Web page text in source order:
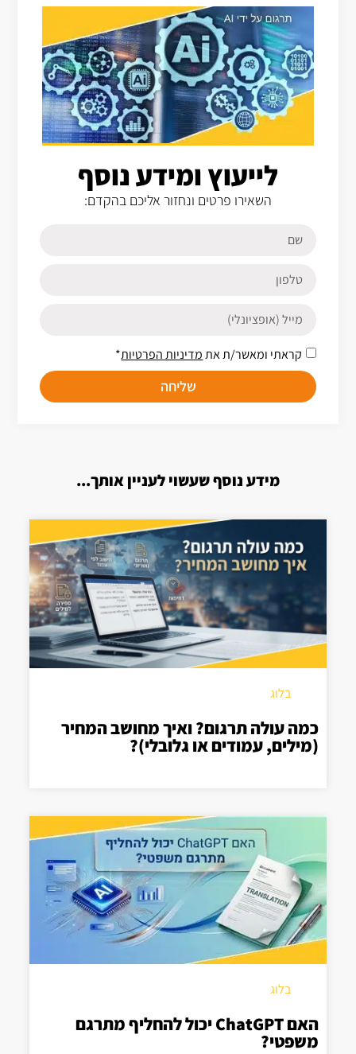
לייעוץ ומידע נוסף
השאירו פרטים ונחזור אליכם בהקדם:
קראתי ומאשר/ת אתמדיניות הפרטיות*
שליחה
מידע נוסף שעשוי לעניין אותך...
בלוג
כמה עולה תרגום? ואיך מחושב המחיר
(מילים, עמודים או גלובלי)?
בלוג
האם ChatGPT יכול להחליף מתרגם
משפטי?